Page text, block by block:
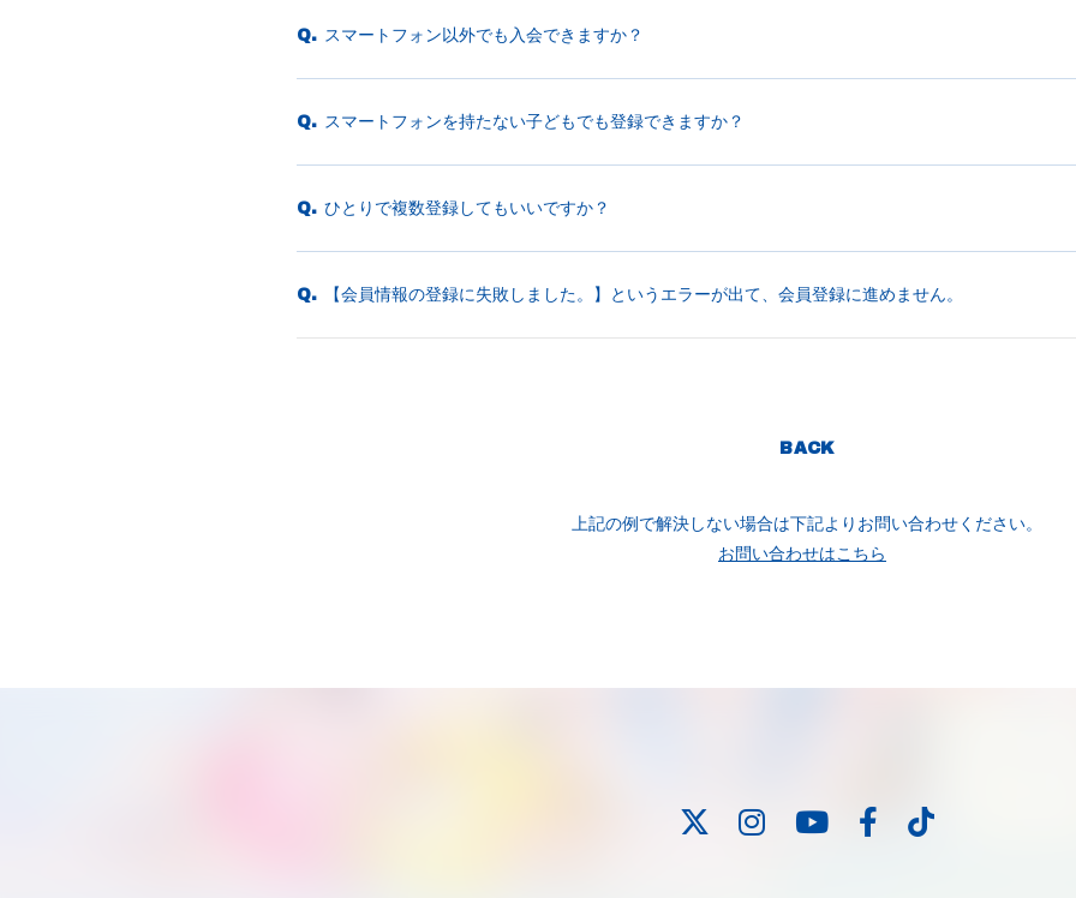
Q. スマートフォン以外でも入会できますか？
Q. スマートフォンを持たない子どもでも登録できますか？
Q. ひとりで複数登録してもいいですか？
Q. 【会員情報の登録に失敗しました。】というエラーが出て、会員登録に進めません。
BACK
上記の例で解決しない場合は下記よりお問い合わせください。
お問い合わせはこちら